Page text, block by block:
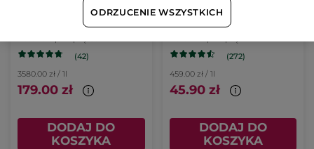
Woda toaletowa
Moment de Bonheur
(42)
3580.00 zł / 1l
179.00 zł
DODAJ DO
KOSZYKA
Wzmacniające serum
termoochronne z
(272)
459.00 zł / 1l
45.90 zł
DODAJ DO
KOSZYKA
ODRZUCENIE WSZYSTKICH